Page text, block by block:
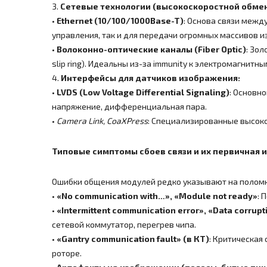
3. Сетевые технологии (высокоскоростной
• Ethernet (10/100/1000Base-T): Основа связи
управления, так и для передачи огромных массивов
• Волоконно-оптические каналы (Fiber Optic):
slip ring). Идеальны из-за immunity к
4. Интерфейсы для датчиков изображения:
• LVDS (Low Voltage Differential Signaling):
напряжение, дифференциальная пара.
• Camera Link, CoaXPress: Специализированные
Типовые симптомы сбоев связи и их первичная
Ошибки общения модулей редко указывают на
• «No communication with…», «Module not ready»:
• «Intermittent communication error», «Data
сетевой коммутатор, перегрев чипа.
• «Gantry communication fault» (в КТ):
роторе.